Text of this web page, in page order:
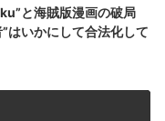
と海賊版漫画の破局
はいかにして合法化して